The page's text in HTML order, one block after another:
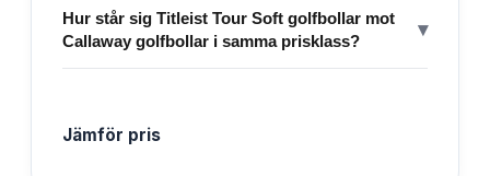
Hur står sig Titleist Tour Soft golfbollar mot
Callaway golfbollar i samma prisklass?
▾
Jämför pris